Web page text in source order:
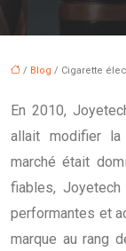
/ Blog / Cigarette
En 2010,
allait modifier
marché était
fiables,
performantes et
marque au rang